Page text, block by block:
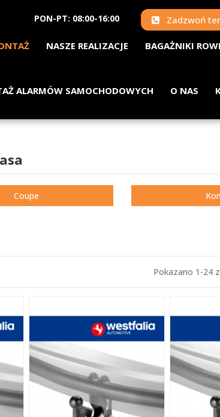
PON-PT: 08:00-16:00 Zadzwoń
NASZE REALIZACJE BAGAŻNIKI
ALARMÓW SAMOCHODOWYCH O NAS
Coupe
Pokazano 1-24